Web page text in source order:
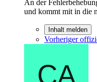
An der
und kommt mit in die
Inhalt melden
Vorheriger